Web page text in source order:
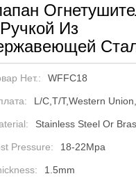
Из
Нет.: WFFC18
L/C,T/T,Western
Stainless Steel Or
Pressure: 18-22Mpa
1.5mm